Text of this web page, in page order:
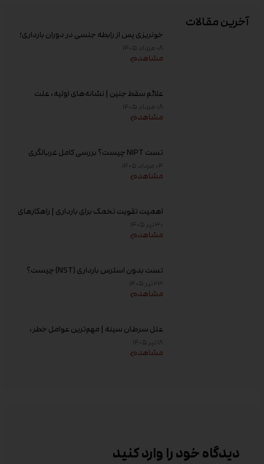
آخرین مقالات
خونریزی پس از رابطه جنسی در دوران بارداری؛
علت و زمان مراجعه به پزشک
۰۸ مرداد ۱۴۰۵
مشاهده
علائم سقط جنین | نشانه‌های اولیه، علت
خونریزی، عوامل خطر و زمان مراجعه به پزشک
۰۸ مرداد ۱۴۰۵
مشاهده
تست NIPT چیست؟ بررسی کامل غربالگری
غیر تهاجمی پیش از تولد، زمان انجام و تفسیر
جواب
۰۴ مرداد ۱۴۰۵
مشاهده
اهمیت تقویت تخمک برای بارداری | راهکارهای
افزایش کیفیت تخمک و شانس باروری
۳۰ تیر ۱۴۰۵
مشاهده
تست بدون استرس بارداری (NST) چیست؟
زمان انجام و تفسیر نتیجه
۲۳ تیر ۱۴۰۵
مشاهده
علل سرطان سینه | مهم‌ترین عوامل خطر،
دلایل ابتلا و روش‌های پیشگیری
۱۸ تیر ۱۴۰۵
مشاهده
دیدگاه خود را وارد کنید